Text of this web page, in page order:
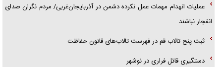
عملیات انهدام مهمات عمل نکرده دشمن در آذربایجان‌غربی/ مردم نگران صدای
انفجار نباشند
ثبت پنج تالاب قم در فهرست تالاب‌های قانون حفاظت
دستگیری قاتل فراری در نوشهر